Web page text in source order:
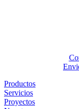
Productos
Servicios
Proyectos